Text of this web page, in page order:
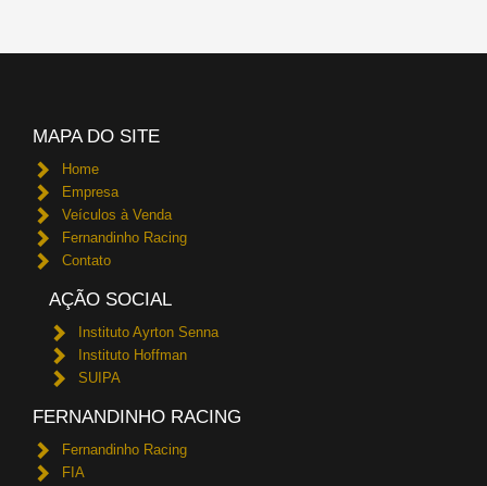
MAPA DO SITE
Home
Empresa
Veículos à Venda
Fernandinho Racing
Contato
AÇÃO SOCIAL
Instituto Ayrton Senna
Instituto Hoffman
SUIPA
FERNANDINHO RACING
Fernandinho Racing
FIA